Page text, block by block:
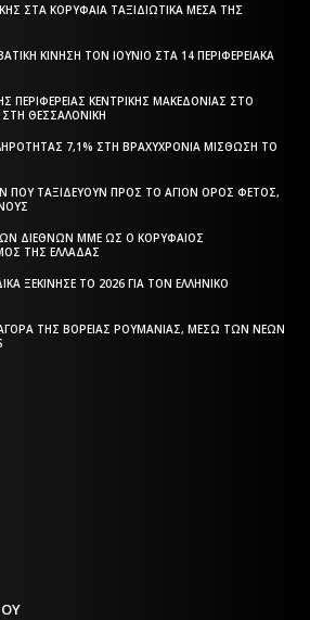
ΣΤΑ ΚΟΡΥΦΑΊΑ ΤΑΞΙΔΙΩΤΙΚΆ ΜΈΣΑ ΤΗΣ
ΚΊΝΗΣΗ ΤΟΝ ΙΟΎΝΙΟ ΣΤΑ 14 ΠΕΡΙΦΕΡΕΙΑΚΆ
ΠΕΡΙΦΈΡΕΙΑΣ ΚΕΝΤΡΙΚΉΣ ΜΑΚΕΔΟΝΊΑΣ ΣΤΟ
ΣΤΗ ΘΕΣΣΑΛΟΝΊΚΗ
7,1% ΣΤΗ ΒΡΑΧΥΧΡΌΝΙΑ ΜΊΣΘΩΣΗ ΤΟ
ΠΟΥ ΤΑΞΙΔΕΎΟΥΝ ΠΡΟΣ ΤΟ ΆΓΙΟΝ ΌΡΟΣ ΦΈΤΟΣ,
ΔΙΕΘΝΏΝ ΜΜΕ ΩΣ Ο ΚΟΡΥΦΑΊΟΣ
ΤΗΣ ΕΛΛΆΔΑΣ
ΞΕΚΊΝΗΣΕ ΤΟ 2026 ΓΙΑ ΤΟΝ ΕΛΛΗΝΙΚΌ
ΑΓΟΡΆ ΤΗΣ ΒΌΡΕΙΑΣ ΡΟΥΜΑΝΊΑΣ, ΜΈΣΩ ΤΩΝ ΝΈΩΝ